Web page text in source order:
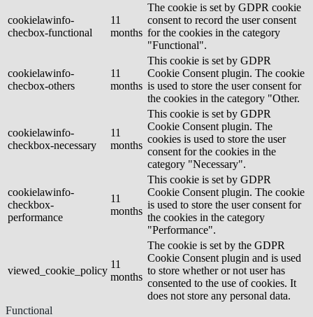
cookielawinfo-
checbox-functional
11
months
The cookie is set by GDPR cookie
consent to record the user consent
for the cookies in the category
"Functional".
cookielawinfo-
checbox-others
11
months
This cookie is set by GDPR
Cookie Consent plugin. The cookie
is used to store the user consent for
the cookies in the category "Other.
cookielawinfo-
checkbox-necessary
11
months
This cookie is set by GDPR
Cookie Consent plugin. The
cookies is used to store the user
consent for the cookies in the
category "Necessary".
cookielawinfo-
checkbox-
performance
11
months
This cookie is set by GDPR
Cookie Consent plugin. The cookie
is used to store the user consent for
the cookies in the category
"Performance".
viewed_cookie_policy
11
months
The cookie is set by the GDPR
Cookie Consent plugin and is used
to store whether or not user has
consented to the use of cookies. It
does not store any personal data.
Functional